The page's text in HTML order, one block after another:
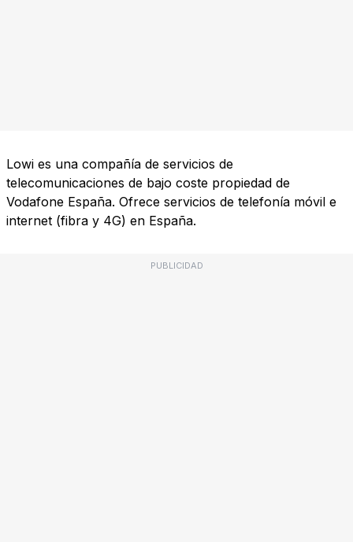
Lowi es una compañía de servicios de
telecomunicaciones de bajo coste propiedad de
Vodafone España. Ofrece servicios de telefonía móvil e
internet (fibra y 4G) en España.
PUBLICIDAD